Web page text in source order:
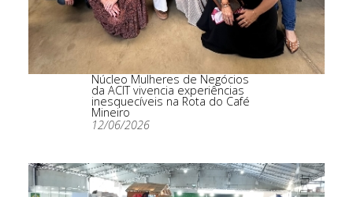
Núcleo Mulheres de Negócios
da ACIT vivencia experiências
inesquecíveis na Rota do Café
Mineiro
12/06/2026